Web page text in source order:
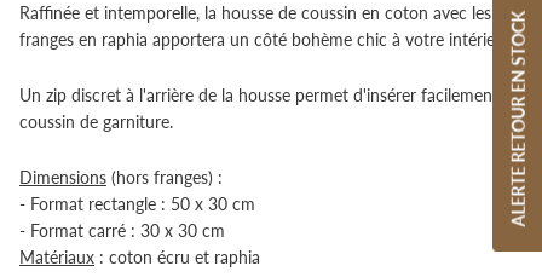
Raffinée et intemporelle, la housse de coussin en coton avec les
franges en raphia apportera un côté bohème chic à votre intérieur.
Un zip discret à l'arrière de la housse permet d'insérer facilement un
coussin de garniture.
Dimensions (hors franges) :
- Format rectangle : 50 x 30 cm
- Format carré : 30 x 30 cm
Matériaux : coton écru et raphia
ALERTE RETOUR EN STOCK